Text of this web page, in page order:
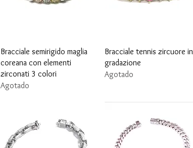
Vista rápida
Bracciale semirigido maglia
coreana con elementi
zirconati 3 colori
Agotado
Vista rápida
Bracciale tennis zircuore in
gradazione
Agotado